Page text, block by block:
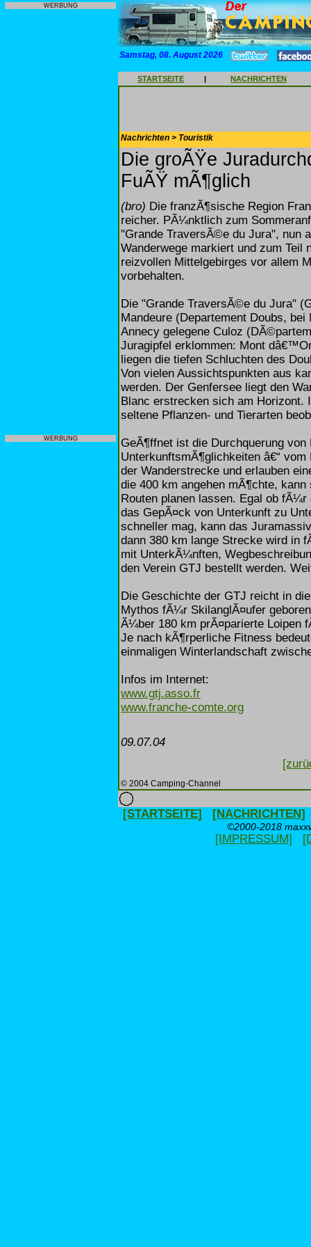
WERBUNG
WERBUNG
Samstag, 08. August 2026
STARTSEITE | NACHRICHTEN
Nachrichten > Touristik
Die groÃŸe
FuÃŸ mÃ¶glich
(bro) Die franzÃ¶sische Region
reicher. PÃ¼nktlich zum
"Grande TraversÃ©e du Jura", nun
Wanderwege markiert und zum Teil
reizvollen Mittelgebirges vor allem
vorbehalten.
Die "Grande TraversÃ©e du Jura"
Mandeure (Departement Doubs,
Annecy gelegene Culoz
Juragipfel erklommen: Mont
liegen die tiefen Schluchten des
Von vielen Aussichtspunkten aus
werden. Der Genfersee liegt den
Blanc erstrecken sich am Horizont.
seltene Pflanzen- und Tierarten
GeÃ¶ffnet ist die Durchquerung
UnterkunftsmÃ¶glichkeiten â€“
der Wanderstrecke und erlauben
die 400 km angehen mÃ¶chte,
Routen planen lassen. Egal ob
das GepÃ¤ck von Unterkunft zu
schneller mag, kann das
dann 380 km lange Strecke wird in
mit UnterkÃ¼nften,
den Verein GTJ bestellt werden.
Die Geschichte der GTJ reicht in
Mythos fÃ¼r SkilanglÃ¤ufer
Ã¼ber 180 km prÃ¤parierte Loipen
Je nach kÃ¶rperliche Fitness
einmaligen Winterlandschaft
Infos im Internet:
www.gtj.asso.fr
www.franche-comte.org
09.07.04
© 2004 Camping-Channel
[STARTSEITE] [NACHRICHTEN]
©2000-2018
[IMPRESSUM]